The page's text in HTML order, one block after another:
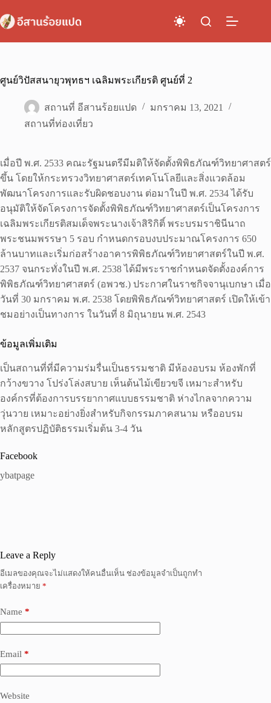
to
content
ศูนย์วิปัสสนายุวพุทธฯ เฉลิมพระเกียรติ ศูนย์ที่ 2
สถานที่ อีสานร้อยแปด
มกราคม 13, 2021
สถานที่ท่องเที่ยว
เมื่อปี พ.ศ. 2533 คณะรัฐมนตรีมีมติให้จัดตั้งพิพิธภัณฑ์วิทยาศาสตร์
ขึ้น โดยให้กระทรวงวิทยาศาสตร์เทคโนโลยีและสิ่งแวดล้อม
พัฒนาโครงการและรับผิดชอบงาน ต่อมาในปี พ.ศ. 2534 ได้รับ
อนุมัติให้จัดโครงการจัดตั้งพิพิธภัณฑ์วิทยาศาสตร์เป็นโครงการ
เฉลิมพระเกียรติสมเด็จพระนางเจ้าสิริกิติ์ พระบรมราชินีนาถ
พระชนมพรรษา 5 รอบ กำหนดกรอบงบประมาณโครงการ 650
ล้านบาทและเริ่มก่อสร้างอาคารพิพิธภัณฑ์วิทยาศาสตร์ในปี พ.ศ.
2537 จนกระทั่งในปี พ.ศ. 2538 ได้มีพระราชกำหนดจัดตั้งองค์การ
พิพิธภัณฑ์วิทยาศาสตร์ (อพวช.) ประกาศในราชกิจจานุเบกษา เมื่อ
วันที่ 30 มกราคม พ.ศ. 2538 โดยพิพิธภัณฑ์วิทยาศาสตร์ เปิดให้เข้า
ชมอย่างเป็นทางการ ในวันที่ 8 มิถุนายน พ.ศ. 2543
ข้อมูลเพิ่มเติม
เป็นสถานที่ที่มีความร่มรื่นเป็นธรรมชาติ มีห้องอบรม ห้องพักที่
กว้างขวาง โปร่งโล่งสบาย เห็นต้นไม้เขียวขจี เหมาะสำหรับ
องค์กรที่ต้องการบรรยากาศแบบธรรมชาติ ห่างไกลจากความ
วุ่นวาย เหมาะอย่างยิ่งสำหรับกิจกรรมภาคสนาม หรืออบรม
หลักสูตรปฏิบัติธรรมเริ่มต้น 3-4 วัน
Facebook
ybatpage
Leave a Reply
อีเมลของคุณจะไม่แสดงให้คนอื่นเห็น ช่องข้อมูลจำเป็นถูกทำ
เครื่องหมาย *
Name *
Email *
Website